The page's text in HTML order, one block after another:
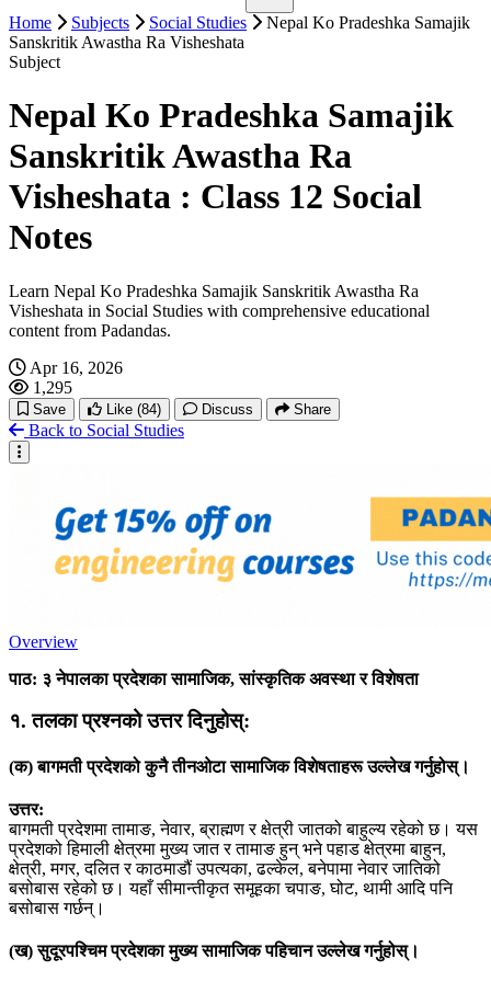
Nepalma Saharikaran
Saharikaran Ko Avadharna
Nepalko Vaideshik Rojgar Niti
Nepalko Vaideshik Byapar
Nepalko Antarraashtreey Sambandh
Nepalko Videsh Niti Ra Nepal Bharat Tatha Nepal Cheen
Nepalko Aarthik Tantra Ra Vikas
Shiksha Ra Rojgar
शिक्षा र समदुायको सहभागिता
Shikshyale Samajik Tatha Sanskritik Vikasma Lyaaune Parivartan
Shikshama Pahuch Ra Samaveshita
Shiksha Ra Manav Sansadhan Vikas
Home Subjects Social Studies
Nepal Ko Pradeshka Samajik
Sanskritik Awastha Ra Visheshata
Subject
Nepal Ko Pradeshka Samajik
Sanskritik Awastha Ra
Visheshata : Class 12 Social
Notes
Learn Nepal Ko Pradeshka Samajik Sanskritik Awastha Ra
Visheshata in Social Studies with comprehensive educational
content from Padandas.
Apr 16, 2026
1,295
Save Like (84) Discuss Share
Back to Social Studies
Overview
पाठ: ३ नेपालका प्रदेशका सामाजिक, सांस्कृतिक अवस्था र विशेषता
१. तलका प्रश्नको उत्तर दिनुहोस्:
(क) बागमती प्रदेशको कुनै तीनओटा सामाजिक विशेषताहरू उल्लेख गर्नुहोस्।
उत्तर:
बागमती प्रदेशमा तामाङ, नेवार, ब्राह्मण र क्षेत्री जातको बाहुल्य रहेको छ। यस
प्रदेशको हिमाली क्षेत्रमा मुख्य जात र तामाङ हुन् भने पहाड क्षेत्रमा बाहुन,
क्षेत्री, मगर, दलित र काठमाडौं उपत्यका, ढल्केल, बनेपामा नेवार जातिको
बसोबास रहेको छ। यहाँ सीमान्तीकृत समूहका चपाङ, घोट, थामी आदि पनि
बसोबास गर्छन्।
(ख) सुदूरपश्चिम प्रदेशका मुख्य सामाजिक पहिचान उल्लेख गर्नुहोस्।